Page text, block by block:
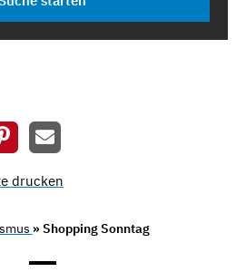
drucken
» Shopping Sonntag